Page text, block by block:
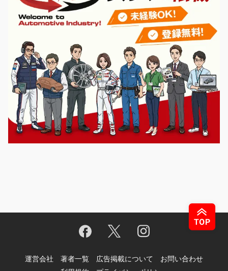
運営会社 著者一覧 広告掲載について
お問い合わせ